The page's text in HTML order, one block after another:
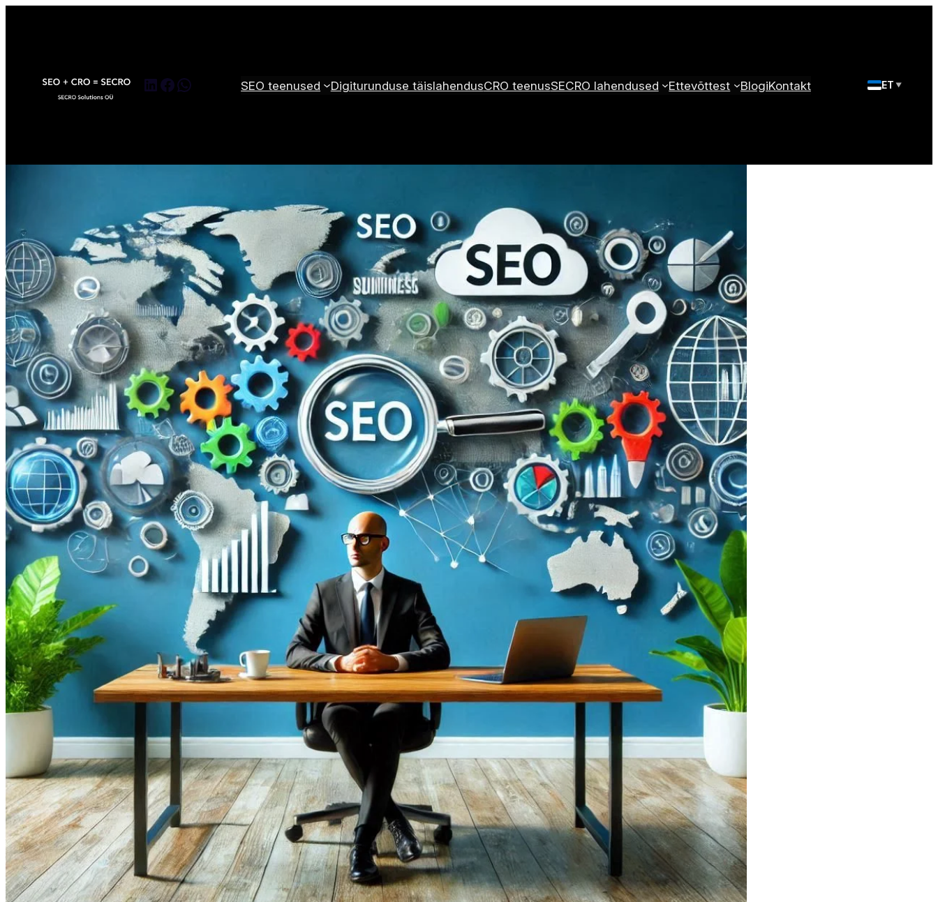
LinkedIn
Facebook
WhatsAppSEO teenused Digiturunduse täislahendusCRO teenusSECRO lahendused Ettevõttest BlogiKontakt ET ▼